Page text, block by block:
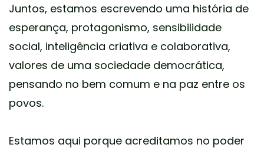
Juntos, estamos escrevendo uma história de
esperança, protagonismo, sensibilidade
social, inteligência criativa e colaborativa,
valores de uma sociedade democrática,
pensando no bem comum e na paz entre os
povos.
Estamos aqui porque acreditamos no poder